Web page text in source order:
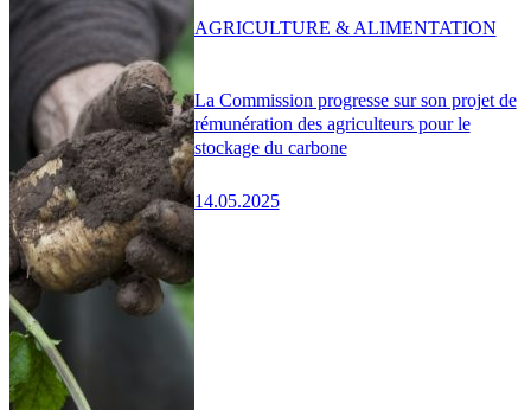
La Commission progresse sur son projet de
rémunération des agriculteurs pour le
stockage du carbone
14.05.2025
AGRICULTURE & ALIMENTATION